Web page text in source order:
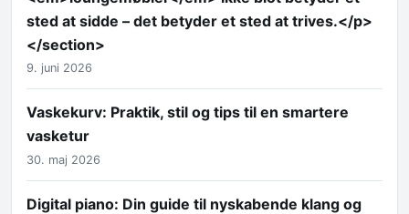
sted at sidde – det betyder et sted at trives.</p>
</section>
9. juni 2026
Vaskekurv: Praktik, stil og tips til en smartere
vasketur
30. maj 2026
Digital piano: Din guide til nyskabende klang og